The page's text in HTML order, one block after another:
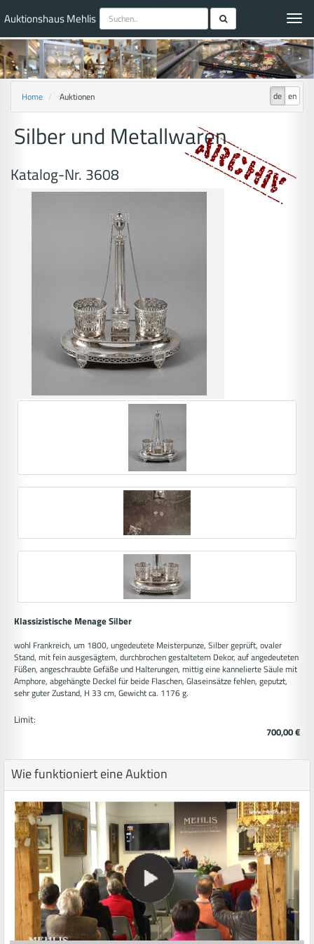
Auktionshaus Mehlis
de en
Home Auktionen
Silber und Metallwaren
Katalog-Nr. 3608
Klassizistische Menage Silber
wohl Frankreich, um 1800, ungedeutete Meisterpunze, Silber geprüft, ovaler
Stand, mit fein ausgesägtem, durchbrochen gestaltetem Dekor, auf angedeuteten
Füßen, angeschraubte Gefäße und Halterungen, mittig eine kannelierte Säule mit
Amphore, abgehängte Deckel für beide Flaschen, Glaseinsätze fehlen, geputzt,
sehr guter Zustand, H 33 cm, Gewicht ca. 1176 g.
Limit:
700,00 €
Wie funktioniert eine Auktion